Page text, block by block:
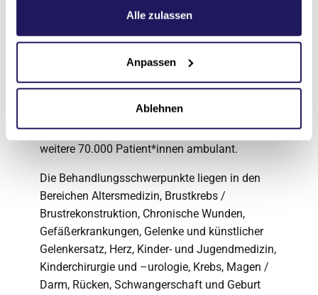
.
Alle zulassen
Anpassen
Ablehnen
ist Akademisches Lehrkrankenhaus der Charité
– Universitätsmedizin Berlin. Das 1947
gegründete Notfallkrankenhaus umfasst neun
Zentren und 518 Betten. Jährlich versorgen wir
rund 22.000 Patient*innen stationär und
weitere 70.000 Patient*innen ambulant.
Die Behandlungsschwerpunkte liegen in den
Bereichen Altersmedizin, Brustkrebs /
Brustrekonstruktion, Chronische Wunden,
Gefäßerkrankungen, Gelenke und künstlicher
Gelenkersatz, Herz, Kinder- und Jugendmedizin,
Kinderchirurgie und –urologie, Krebs, Magen /
Darm, Rücken, Schwangerschaft und Geburt